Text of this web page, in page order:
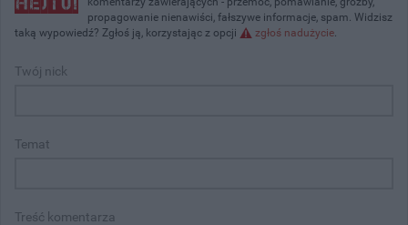
propagowanie nienawiści, fałszywe informacje, spam. Widzisz
taką wypowiedź? Zgłoś ją, korzystając z opcji
zgłoś nadużycie.
Twój nick
Temat
Treść komentarza